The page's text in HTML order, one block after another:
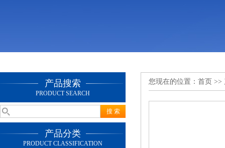
产品搜索
PRODUCT SEARCH
产品分类
PRODUCT CLASSIFICATION
您现在的位置： 首页 >>